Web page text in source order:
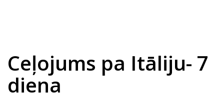
Ceļojums pa Itāliju- 7
diena